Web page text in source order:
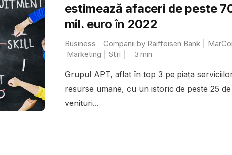
estimează afaceri de peste
mil. euro în 2022
Business Companii by Raiffeisen Bank
Marketing
Stiri 3 min
Grupul APT, aflat în top 3 pe piața
resurse umane, cu un istoric de peste 25 de
venituri...